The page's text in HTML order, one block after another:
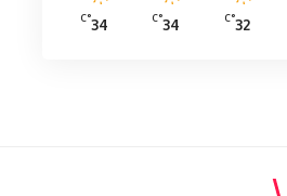
32
°C
34
°C
34
°C